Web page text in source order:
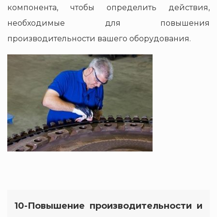
компонента, чтобы определить действия,
необходимые для повышения
производительности вашего оборудования.
10-Повышение производительности и